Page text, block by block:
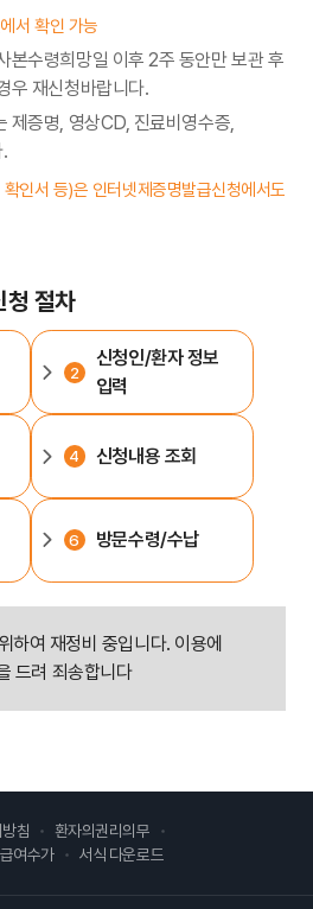
서 확인 가능
본수령희망일 이후 2주 동안만 보관 후
우 재신청바랍니다.
제증명, 영상CD, 진료비영수증,
인서 등)은 인터넷제증명발급신청에서도
청 절차
신청인/환자 정보
입력
신청내용 조회
방문수령/수납
하여 재정비 중입니다. 이용에
드려 죄송합니다
침
환자의권리의무
여수가 서식 다운로드